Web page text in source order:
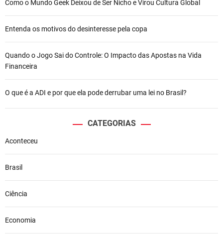
Como o Mundo Geek Deixou de Ser Nicho e Virou Cultura Global
Entenda os motivos do desinteresse pela copa
Quando o Jogo Sai do Controle: O Impacto das Apostas na Vida
Financeira
O que é a ADI e por que ela pode derrubar uma lei no Brasil?
CATEGORIAS
Aconteceu
Brasil
Ciência
Economia